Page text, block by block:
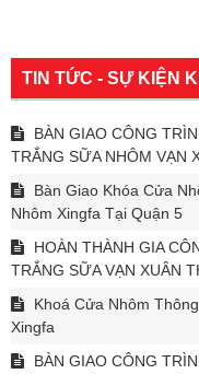
TIN TỨC - SỰ KIỆN
BÀN GIAO CÔNG
TRẮNG SỮA NHÔM VẠN
Bàn Giao Khóa Cửa
Nhôm Xingfa Tại Quận 5
HOÀN THÀNH GIA
TRẮNG SỮA VẠN XUÂN
Khoá Cửa Nhôm
Xingfa
BÀN GIAO CÔNG